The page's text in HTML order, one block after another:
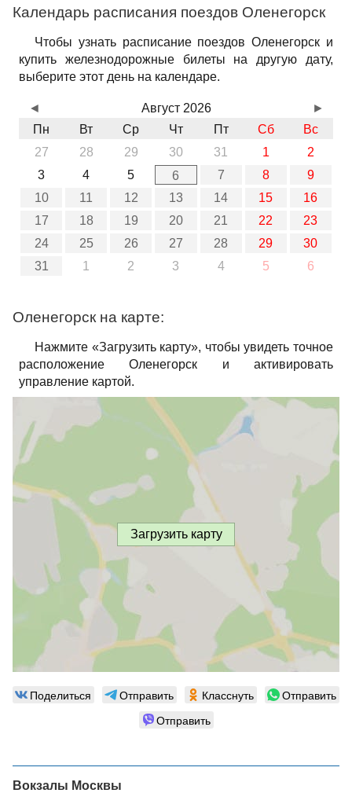
Календарь расписания поездов Оленегорск
Чтобы узнать расписание поездов Оленегорск и
купить железнодорожные билеты на другую дату,
выберите этот день на календаре.
Август 2026
Пн
Вт Ср Чт Пт Сб
Вс
27
28 29 30 31 1
2
3
4 5 6 7 8
9
10
11 12 13 14 15
16
17
18 19 20 21 22
23
24
25 26 27 28 29
30
31
1 2 3 4 5 6
◄ ►
Оленегорск на карте:
Нажмите «Загрузить карту», чтобы увидеть точное
расположение Оленегорск и активировать
управление картой.
Загрузить карту
Поделиться Отправить Класснуть
Отправить
Отправить
Вокзалы Москвы